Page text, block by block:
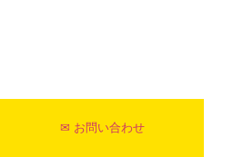
✉ お問い合わせ